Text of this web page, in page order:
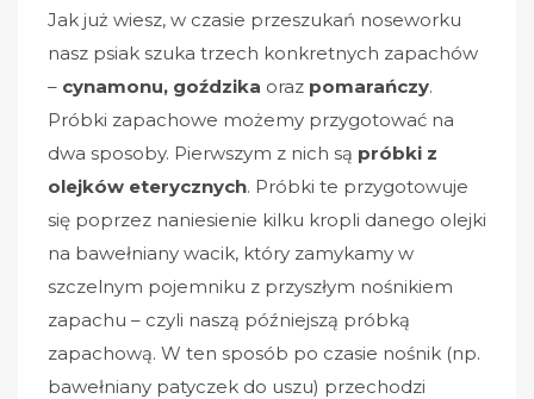
Jak już wiesz, w czasie przeszukań noseworku
nasz psiak szuka trzech konkretnych zapachów
– cynamonu, goździka oraz pomarańczy.
Próbki zapachowe możemy przygotować na
dwa sposoby. Pierwszym z nich są próbki z
olejków eterycznych. Próbki te przygotowuje
się poprzez naniesienie kilku kropli danego olejki
na bawełniany wacik, który zamykamy w
szczelnym pojemniku z przyszłym nośnikiem
zapachu – czyli naszą późniejszą próbką
zapachową. W ten sposób po czasie nośnik (np.
bawełniany patyczek do uszu) przechodzi